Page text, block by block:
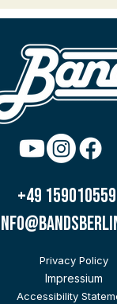
+49
Privacy Policy
Impressium
Accessibility